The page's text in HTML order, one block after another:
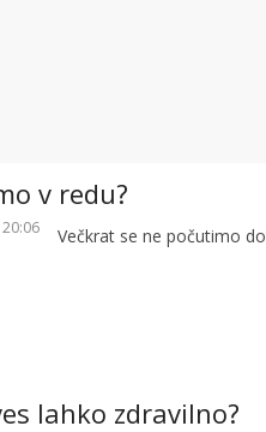
v redu?
20:06
Večkrat se ne počutimo
lahko zdravilno?